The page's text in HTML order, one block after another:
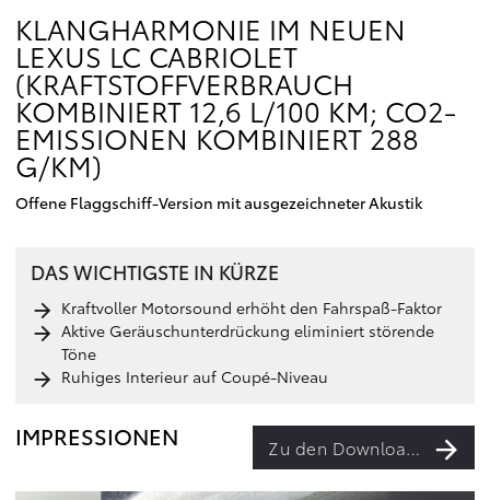
KLANGHARMONIE IM NEUEN
LEXUS LC CABRIOLET
(KRAFTSTOFFVERBRAUCH
KOMBINIERT 12,6 L/100 KM; CO2-
EMISSIONEN KOMBINIERT 288
G/KM)
Offene Flaggschiff-Version mit ausgezeichneter Akustik
DAS WICHTIGSTE IN KÜRZE
Kraftvoller Motorsound erhöht den Fahrspaß-Faktor
Aktive Geräuschunterdrückung eliminiert störende
Töne
Ruhiges Interieur auf Coupé-Niveau
IMPRESSIONEN Zu den Downloads